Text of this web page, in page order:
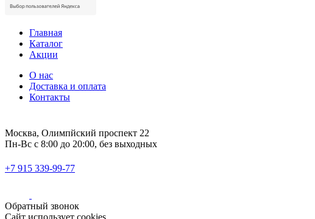
Главная
Каталог
Акции
О нас
Доставка и оплата
Контакты
Москва, Олимпйский проспект 22
Пн-Вс с 8:00 до 20:00, без выходных
+7 915 339-99-77
Обратный звонок
Сайт использует cookies